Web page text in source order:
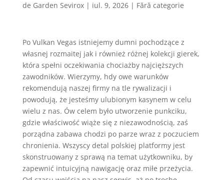
de Garden Sevirox| iul. 9, 2026| Fără categorie
Po Vulkan Vegas istniejemy dumni pochodzące z
własnej rozmaitej jak i również różnej kolekcji gierek,
która spełni oczekiwania chociażby najcięższych
zawodników. Wierzymy, hdy owe warunków
rekomendują naszej firmy na tle rywalizacji i
powodują, że jesteśmy ulubionym kasynem w celu
wielu z nas. Ów celem było utworzenie punkciku,
gdzie właściwość wiąże się z niezawodnością, zaś
porządna zabawa chodzi po parze wraz z poczuciem
chronienia. Wszyscy detal polskiej platformy jest
skonstruowany z sprawą na temat użytkowniku, by
zapewnić intuicyjną nawigację oraz miłe przeżycia.